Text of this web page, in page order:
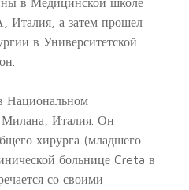
а затем прошел
в Университетской
Национальном
Милана, Италия. Он
хирурга (младшего
больнице Creta в
со своими